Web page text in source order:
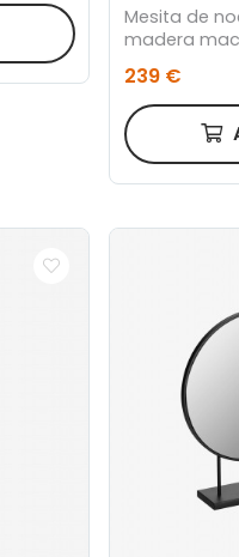
Mesita de
madera
239 €